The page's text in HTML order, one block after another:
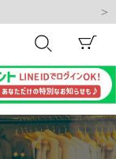
プレゼント
届けについて